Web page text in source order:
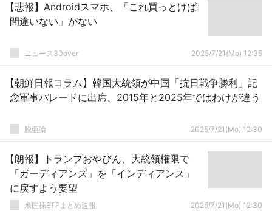
【悲報】Androidスマホ、「これ買っとけば
間違いない」がない
ニュース30over 2025/7/21(Mo) 12:35
【朝鮮日報コラム】韓国大統領が中国「抗日戦争勝利」記
念軍事パレードに出席、2015年と2025年ではわけが違う
脱亜論 2025/7/21(Mo) 12:30
【朗報】トランプおやびん、大統領権限で
「ガーディアンズ」を「インディアンス」
に戻すよう要望
米国株ETFまとめ速報 2025/7/21(Mo) 12:30